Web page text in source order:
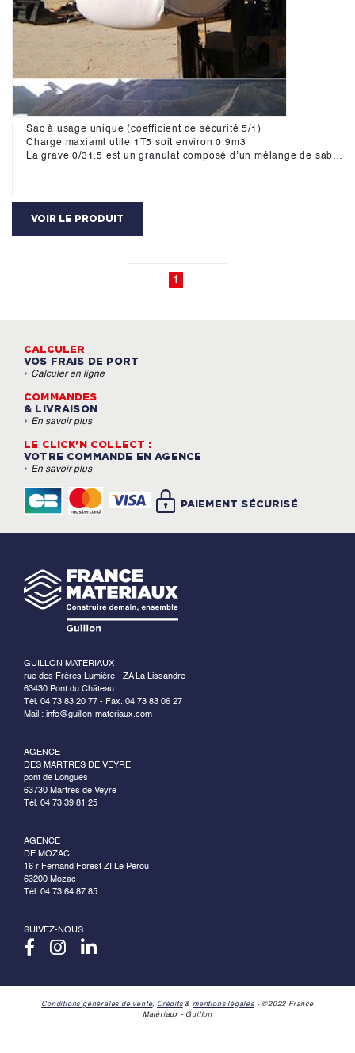
Sac à usage unique (coefficient de sécurité 5/1)
Charge maxiaml utile 1T5 soit environ 0.9m3
La grave 0/31.5 est un granulat composé d’un mélange de sable et de gravillons.La grave ou encore toutvenant 0/31,5 mm est très utilisé pour l’aménagement de chaussées, routes, autouroutes, parking,..
VOIR LE PRODUIT
1
CALCULER
VOS FRAIS DE PORT
› Calculer en ligne
COMMANDES
& LIVRAISON
› En savoir plus
LE CLICK'N COLLECT :
VOTRE COMMANDE EN AGENCE
› En savoir plus
PAIEMENT SÉCURISÉ
GUILLON MATERIAUX
rue des Frères Lumière - ZA La Lissandre
63430 Pont du Château
Tél. 04 73 83 20 77 - Fax. 04 73 83 06 27
Mail : info@guillon-materiaux.com
AGENCE
DES MARTRES DE VEYRE
pont de Longues
63730 Martres de Veyre
Tél. 04 73 39 81 25
AGENCE
DE MOZAC
16 r Fernand Forest ZI Le Pérou
63200 Mozac
Tél. 04 73 64 87 85
SUIVEZ-NOUS
Conditions générales de vente, Crédits& mentions légales- ©2022 France
Matériaux - Guillon